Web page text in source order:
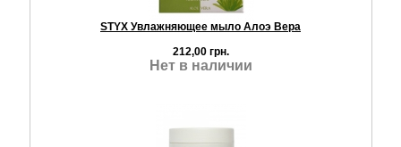
STYX Увлажняющее мыло Алоэ Вера
212,00 грн.
Нет в наличии